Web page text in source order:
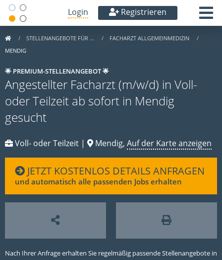
Login Registrieren
STELLENANGEBOTE FÜR …
FACHARZT ALLGEMEINMEDIZIN
MENDIG
🌟 PREMIUM-STELLENANGEBOT 🌟
Angestellter Facharzt (m/w/d) in Voll-
oder Teilzeit ab sofort in Mendig
gesucht
Voll- oder Teilzeit | Mendig, Auf der Karte anzeigen
JETZT KOSTENLOS DETAILS ANFRAGEN
und automatisch alle passenden Jobs erhalten
Nach Ihrer Anfrage erhalten Sie regelmäßig passende Stellenangebote in